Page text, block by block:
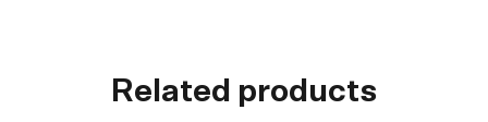
Related products